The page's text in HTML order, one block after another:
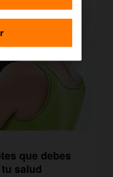
que debes
salud